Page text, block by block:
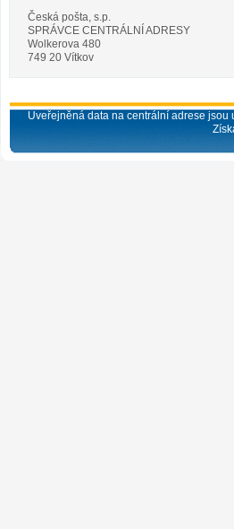
Česká pošta, s.p.
SPRÁVCE CENTRÁLNÍ ADRESY
Wolkerova 480
749 20 Vítkov
Uveřejněná data na centrální adrese jsou